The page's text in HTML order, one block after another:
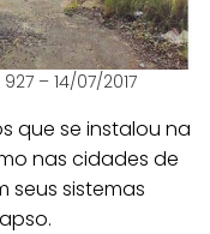
– 14/07/2017
que se instalou na
nas cidades de
seus sistemas